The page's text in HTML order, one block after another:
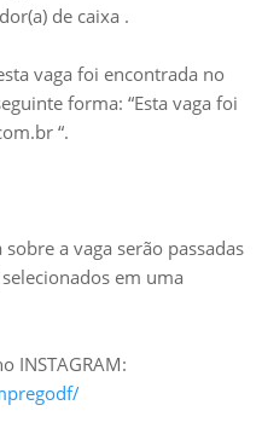
de caixa .
vaga foi encontrada no
forma: “Esta vaga foi
“.
a vaga serão passadas
em uma
INSTAGRAM: